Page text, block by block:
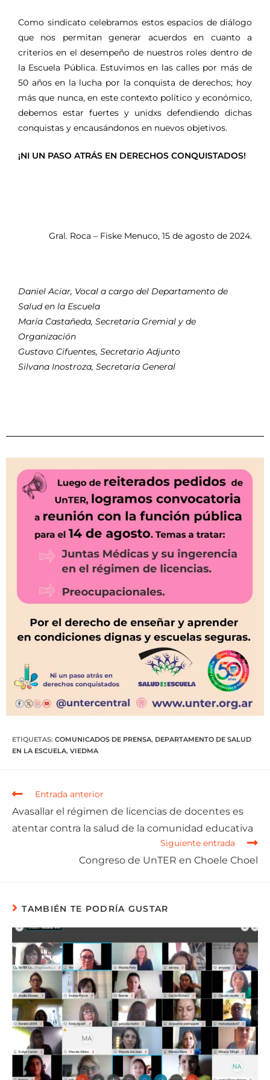
Como sindicato celebramos estos espacios de diálogo
que nos permitan generar acuerdos en cuanto a
criterios en el desempeño de nuestros roles dentro de
la Escuela Pública. Estuvimos en las calles por más de
50 años en la lucha por la conquista de derechos; hoy
más que nunca, en este contexto político y económico,
debemos estar fuertes y unidxs defendiendo dichas
conquistas y encausándonos en nuevos objetivos.
¡NI UN PASO ATRÁS EN DERECHOS CONQUISTADOS!
Gral. Roca – Fiske Menuco, 15 de agosto de 2024.
Daniel Aciar, Vocal a cargo del Departamento de
Salud en la Escuela
María Castañeda, Secretaria Gremial y de
Organización
Gustavo Cifuentes, Secretario Adjunto
Silvana Inostroza, Secretaria General
ETIQUETAS: COMUNICADOS DE PRENSA, DEPARTAMENTO DE SALUD
EN LA ESCUELA, VIEDMA
Entrada anterior
Avasallar el régimen de licencias de docentes es
atentar contra la salud de la comunidad educativa
Siguiente entrada
Congreso de UnTER en Choele Choel
TAMBIÉN TE PODRÍA GUSTAR